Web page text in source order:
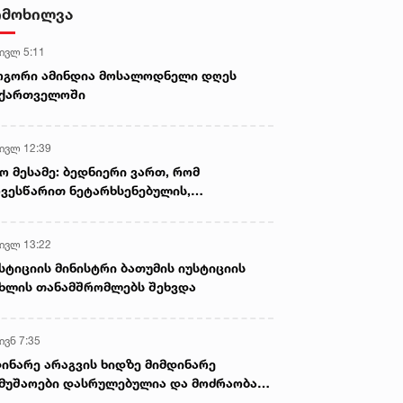
2023 • 7:57
და
მიწისძვრის შედეგად
საგარეო უწყების პირველი
არასწორად მოიქცა, თუმცა
ეპოქაში სხვანაირად ხდება -
პროკურორი
5:11
ამინდია მოსალოდნელი დღეს
12:39
მესამე: ბედნიერი ვართ, რომ
ნეტარხსენებულის,
13:22
მინისტრი ბათუმის იუსტიციის
თანამშრომლებს შეხვდა
7:35
არაგვის ხიდზე მიმდინარე
დასრულებულია და მოძრაობა